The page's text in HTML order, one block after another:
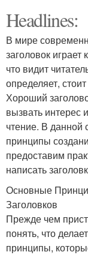
Headlines:
В мире
заголовок
что видит
определяет,
Хороший
вызвать интерес
чтение. В данной
принципы
предоставим
написать
Основные
Заголовков
Прежде чем
понять, что
принципы,